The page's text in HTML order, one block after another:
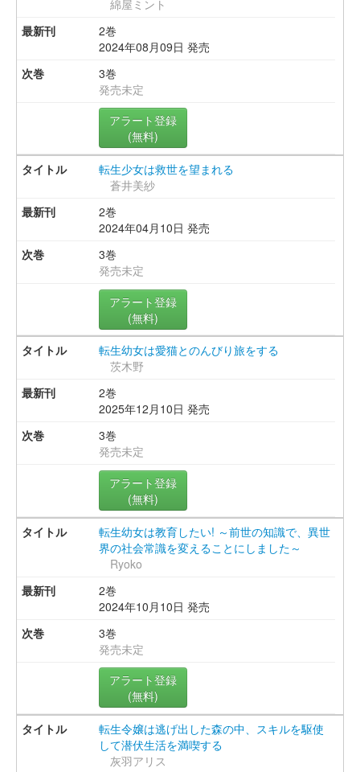
綿屋ミント
2巻
2024年08月09日 発売
3巻
発売未定
アラート登録
(無料)
転生少女は救世を望まれる
蒼井美紗
2巻
2024年04月10日 発売
3巻
発売未定
アラート登録
(無料)
転生幼女は愛猫とのんびり旅をする
茨木野
2巻
2025年12月10日 発売
3巻
発売未定
アラート登録
(無料)
転生幼女は教育したい! ～前世の知識で、異世
界の社会常識を変えることにしました～
Ryoko
2巻
2024年10月10日 発売
3巻
発売未定
アラート登録
(無料)
転生令嬢は逃げ出した森の中、スキルを駆使
して潜伏生活を満喫する
灰羽アリス